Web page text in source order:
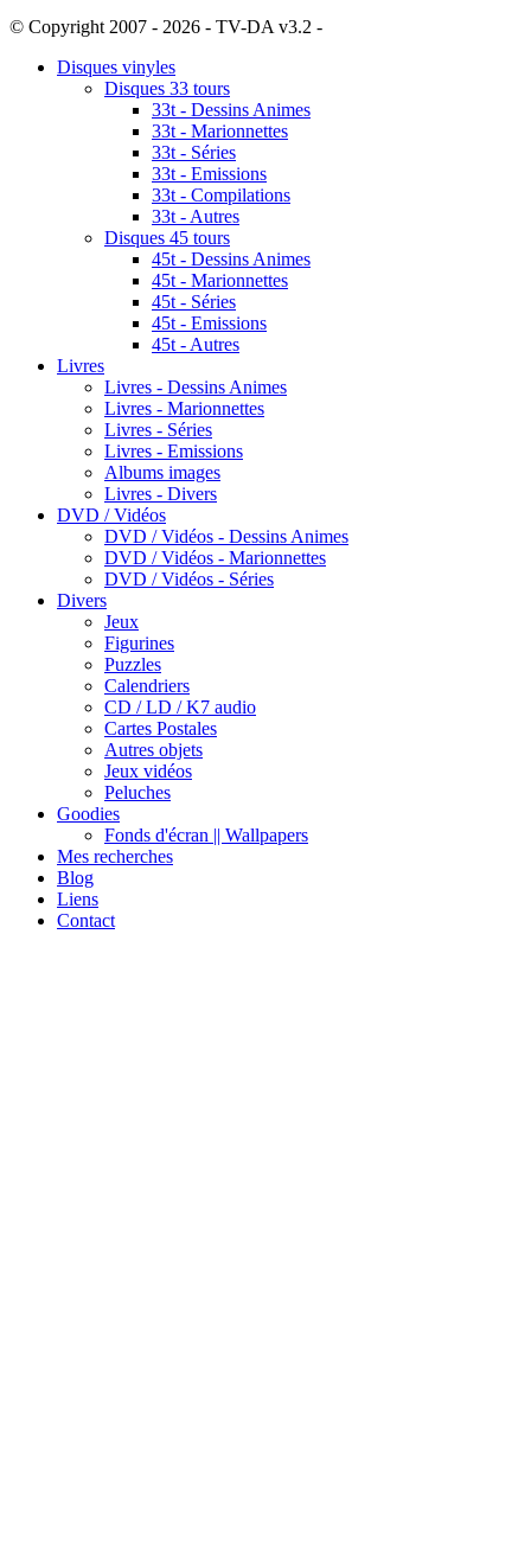
© Copyright 2007 - 2026 - TV-DA v3.2 -
Disques vinyles
Disques 33 tours
33t - Dessins Animes
33t - Marionnettes
33t - Séries
33t - Emissions
33t - Compilations
33t - Autres
Disques 45 tours
45t - Dessins Animes
45t - Marionnettes
45t - Séries
45t - Emissions
45t - Autres
Livres
Livres - Dessins Animes
Livres - Marionnettes
Livres - Séries
Livres - Emissions
Albums images
Livres - Divers
DVD / Vidéos
DVD / Vidéos - Dessins Animes
DVD / Vidéos - Marionnettes
DVD / Vidéos - Séries
Divers
Jeux
Figurines
Puzzles
Calendriers
CD / LD / K7 audio
Cartes Postales
Autres objets
Jeux vidéos
Peluches
Goodies
Fonds d'écran || Wallpapers
Mes recherches
Blog
Liens
Contact